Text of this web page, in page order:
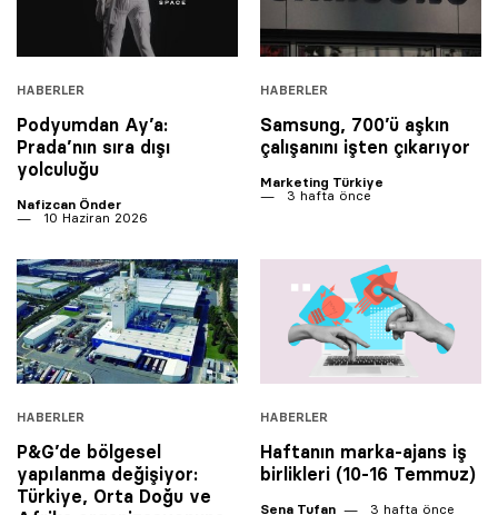
HABERLER
Podyumdan Ay’a:
Prada’nın sıra dışı
yolculuğu
Nafizcan Önder
10 Haziran 2026
HABERLER
Samsung, 700’ü aşkın
çalışanını işten çıkarıyor
Marketing Türkiye
3 hafta önce
HABERLER
P&G’de bölgesel
yapılanma değişiyor:
Türkiye, Orta Doğu ve
HABERLER
Haftanın marka-ajans iş
birlikleri (10-16 Temmuz)
Sena Tufan 3 hafta önce